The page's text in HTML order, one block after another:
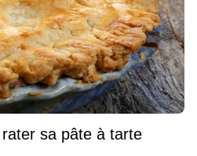
sa pâte à tarte